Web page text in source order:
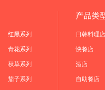
红黑系列
青花系列
秋草系列
茄子系列
产品类
日韩料理店
快餐店
酒店
自助餐店